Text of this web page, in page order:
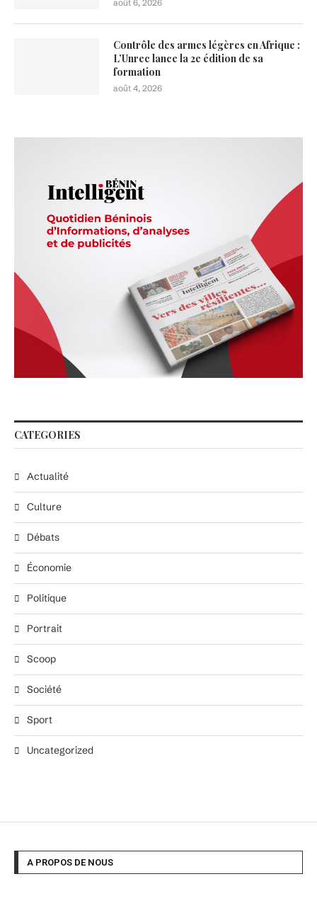
août 6, 2026
Contrôle des armes légères en Afrique :
L’Unrec lance la 2e édition de sa
formation
août 4, 2026
CATEGORIES
Actualité
Culture
Débats
Économie
Politique
Portrait
Scoop
Société
Sport
Uncategorized
A PROPOS DE NOUS